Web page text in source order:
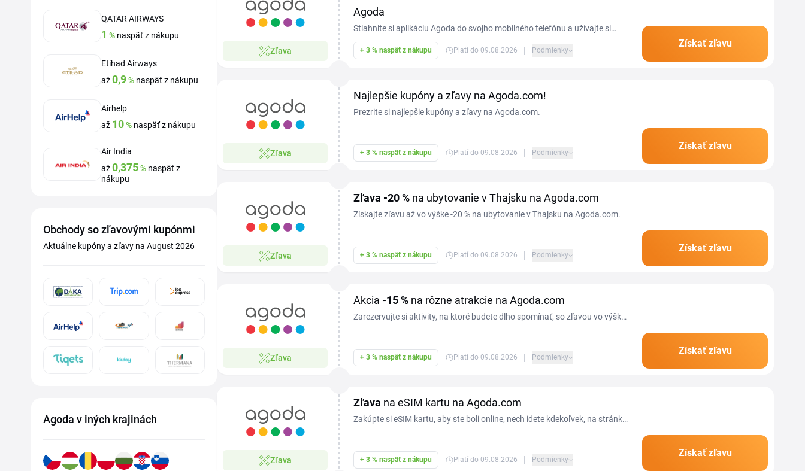
QATAR AIRWAYS
1 % naspäť z nákupu
Etihad Airways
až0,9% naspäť z nákupu
Airhelp
až 10% naspäť z nákupu
Air India
až0,375% naspäť z
nákupu
Obchody so zľavovými kupónmi
Aktuálne kupóny a zľavy na August 2026
Agoda v iných krajinách
Zľava
Agoda
Stiahnite si aplikáciu Agoda do svojho mobilného telefónu a užívajte si
zľavy a špeciálne akcie.
+ 3 % naspäť z nákupu Platí do 09.08.2026 | Podmienky
Získať zľavu
Zľava
Najlepšie kupóny a zľavy na Agoda.com!
Prezrite si najlepšie kupóny a zľavy na Agoda.com.
+ 3 % naspäť z nákupu Platí do 09.08.2026 | Podmienky
Získať zľavu
Zľava
Zľava -20 % na ubytovanie v Thajsku na Agoda.com
Získajte zľavu až vo výške -20 % na ubytovanie v Thajsku na Agoda.com.
+ 3 % naspäť z nákupu Platí do 09.08.2026 | Podmienky
Získať zľavu
Zľava
Akcia -15 % na rôzne atrakcie na Agoda.com
Zarezervujte si aktivity, na ktoré budete dlho spomínať, so zľavou vo výške
+ 3 % naspäť z nákupu Platí do 09.08.2026 | Podmienky
Získať zľavu
Zľava
Zľava na eSIM kartu na Agoda.com
Zakúpte si eSIM kartu, aby ste boli online, nech idete kdekoľvek, na stránke
+ 3 % naspäť z nákupu Platí do 09.08.2026 | Podmienky
Získať zľavu